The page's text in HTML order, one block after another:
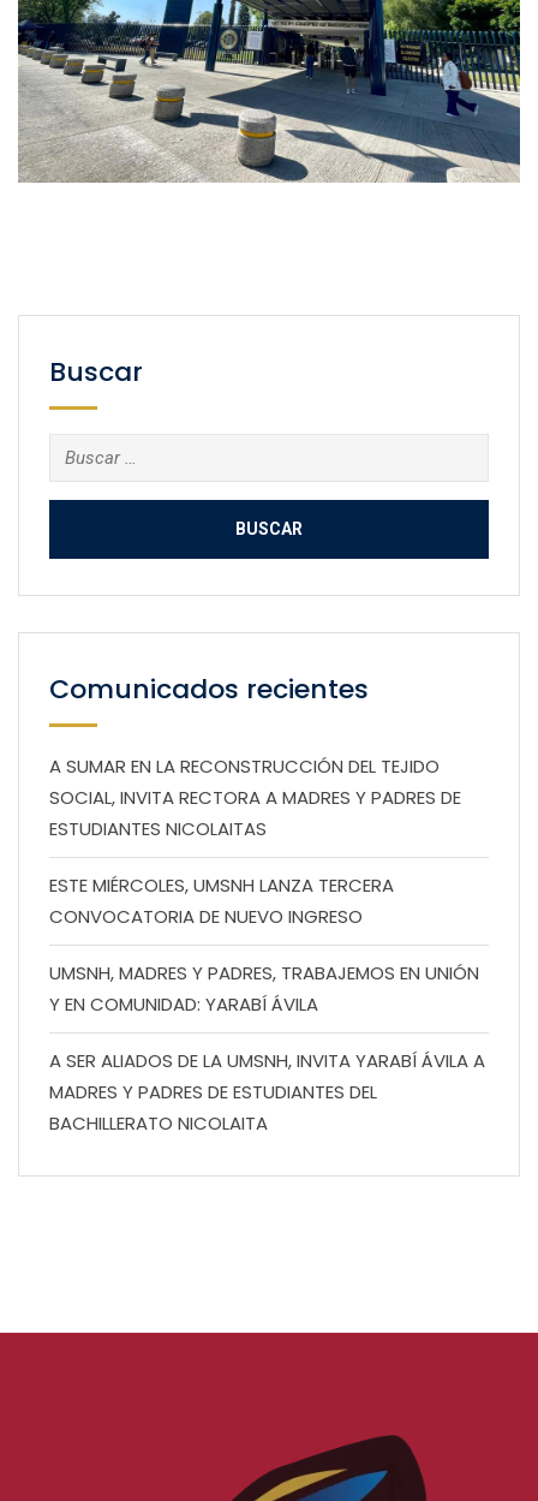
Buscar
Buscar:
Comunicados recientes
A SUMAR EN LA RECONSTRUCCIÓN DEL TEJIDO
SOCIAL, INVITA RECTORA A MADRES Y PADRES DE
ESTUDIANTES NICOLAITAS
ESTE MIÉRCOLES, UMSNH LANZA TERCERA
CONVOCATORIA DE NUEVO INGRESO
UMSNH, MADRES Y PADRES, TRABAJEMOS EN UNIÓN
Y EN COMUNIDAD: YARABÍ ÁVILA
A SER ALIADOS DE LA UMSNH, INVITA YARABÍ ÁVILA A
MADRES Y PADRES DE ESTUDIANTES DEL
BACHILLERATO NICOLAITA